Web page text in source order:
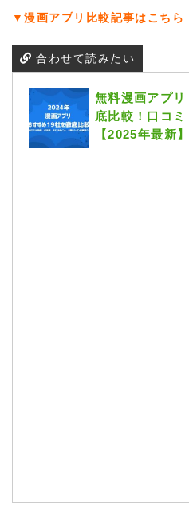
▼漫画アプリ比較記事はこちら
合わせて読みたい
無料漫画アプ
底比較！口コ
【2025年最新】